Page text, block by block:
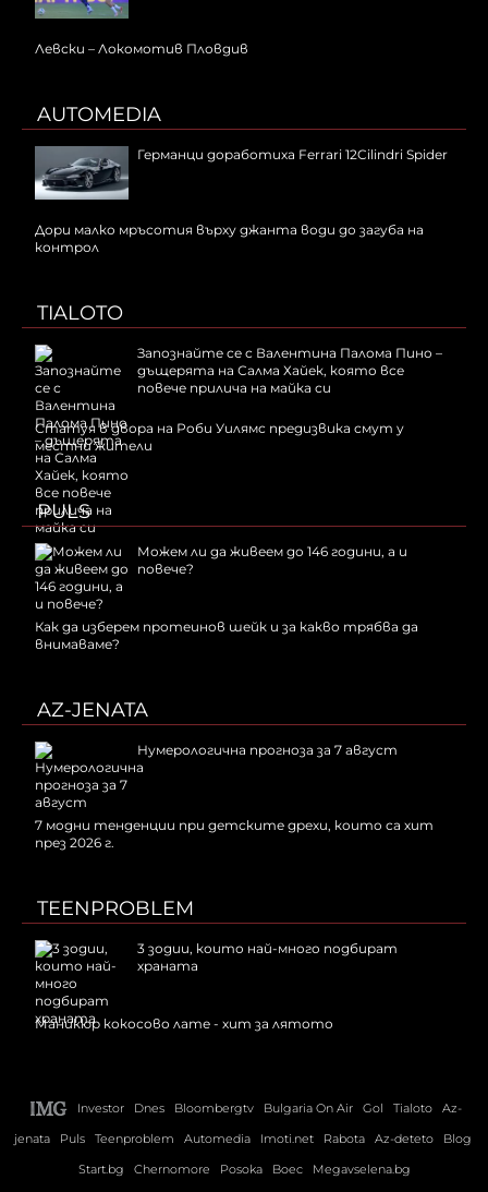
Левски – Локомотив Пловдив
AUTOMEDIA
Германци доработиха Ferrari 12Cilindri Spider
Дори малко мръсотия върху джанта води до загуба на
контрол
TIALOTO
Запознайте се с Валентина Палома Пино –
дъщерята на Салма Хайек, която все
повече прилича на майка си
Статуя в двора на Роби Уилямс предизвика смут у
местни жители
PULS
Можем ли да живеем до 146 години, а и
повече?
Как да изберем протеинов шейк и за какво трябва да
внимаваме?
AZ-JENATA
Нумерологична прогноза за 7 август
7 модни тенденции при детските дрехи, които са хит
през 2026 г.
TEENPROBLEM
3 зодии, които най-много подбират
храната
Маникюр кокосово лате - хит за лятото
Investor Dnes Bloombergtv Bulgaria On Air Gol Tialoto
Az-
jenata
Puls Teenproblem Automedia Imoti.net Rabota Az-deteto
Blog
Start.bg
Chernomore Posoka Boec Megavselena.bg